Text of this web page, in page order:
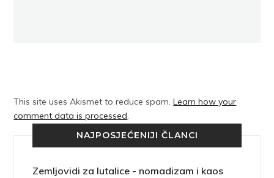
This site uses Akismet to reduce spam.Learn how your
comment data is processed.
NAJPOSJEĆENIJI ČLANCI
Zemljovidi za lutalice - nomadizam i kaos